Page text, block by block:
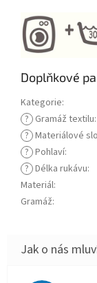
Doplňkové
Kategorie:
? Gramáž textilu:
? Materiálové
? Pohlaví:
? Délka rukávu:
Materiál:
Gramáž: